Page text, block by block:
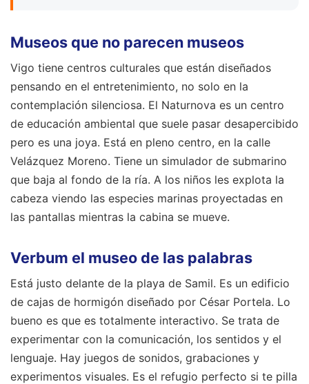
Museos que no parecen museos
Vigo tiene centros culturales que están diseñados
pensando en el entretenimiento, no solo en la
contemplación silenciosa. El Naturnova es un centro
de educación ambiental que suele pasar desapercibido
pero es una joya. Está en pleno centro, en la calle
Velázquez Moreno. Tiene un simulador de submarino
que baja al fondo de la ría. A los niños les explota la
cabeza viendo las especies marinas proyectadas en
las pantallas mientras la cabina se mueve.
Verbum el museo de las palabras
Está justo delante de la playa de Samil. Es un edificio
de cajas de hormigón diseñado por César Portela. Lo
bueno es que es totalmente interactivo. Se trata de
experimentar con la comunicación, los sentidos y el
lenguaje. Hay juegos de sonidos, grabaciones y
experimentos visuales. Es el refugio perfecto si te pilla